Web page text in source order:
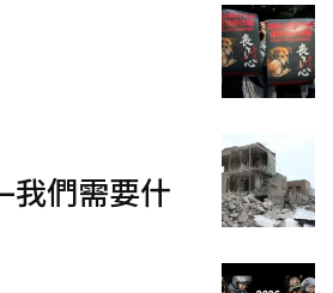
我們需要什
加入